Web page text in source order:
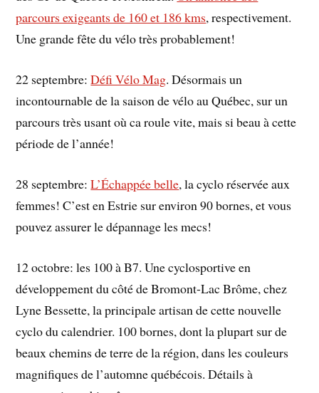
parcours exigeants de 160 et 186 kms, respectivement.
Une grande fête du vélo très probablement!
22 septembre:Défi Vélo Mag. Désormais un
incontournable de la saison de vélo au Québec, sur un
parcours très usant où ca roule vite, mais si beau à cette
période de l’année!
28 septembre:L’Échappée belle, la cyclo réservée aux
femmes! C’est en Estrie sur environ 90 bornes, et vous
pouvez assurer le dépannage les mecs!
12 octobre: les 100 à B7. Une cyclosportive en
développement du côté de Bromont-Lac Brôme, chez
Lyne Bessette, la principale artisan de cette nouvelle
cyclo du calendrier. 100 bornes, dont la plupart sur de
beaux chemins de terre de la région, dans les couleurs
magnifiques de l’automne québécois. Détails à